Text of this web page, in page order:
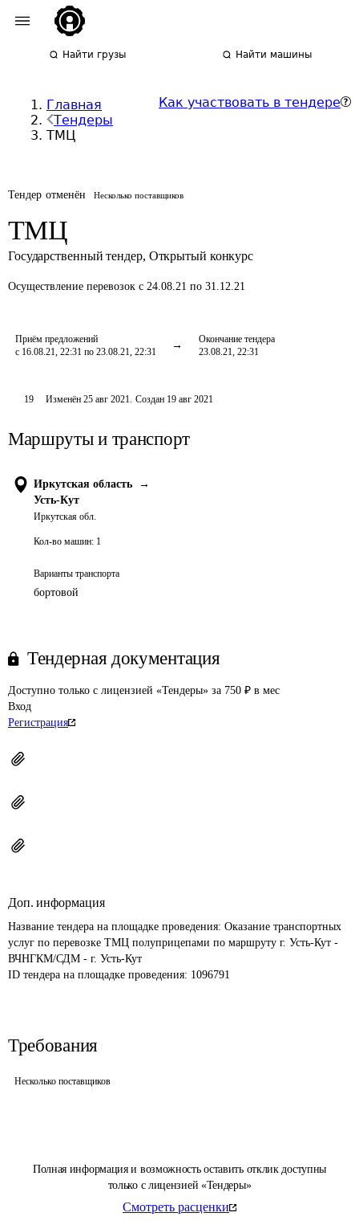
Найти грузы Найти машины
Главная
Тендеры
ТМЦ
Как участвовать в тендере
Тендер отменён Несколько поставщиков
ТМЦ
Государственный тендер, Открытый конкурс
Осуществление перевозок с 24.08.21 по 31.12.21
Приём предложений
с 16.08.21, 22:31 по 23.08.21, 22:31
Окончание тендера
23.08.21, 22:31
Полная информация и возможность оставить отклик доступны
только с лицензией «Тендеры»
Смотреть расценки
19 Изменён25 авг 2021. Создан 19 авг 2021
Маршруты и транспорт
Иркутская область
→
Усть-Кут
Иркутская обл.
Кол-во машин: 1
Варианты транспорта
бортовой
Тендерная документация
Доступно только с лицензией «Тендеры» за 750 ₽ в мес
Вход
Регистрация
Доп. информация
Название тендера на площадке проведения: Оказание транспортных
услуг по перевозке ТМЦ полуприцепами по маршруту г. Усть-Кут -
ВЧНГКМ/СДМ - г. Усть-Кут
ID тендера на площадке проведения: 1096791
Требования
Несколько поставщиков